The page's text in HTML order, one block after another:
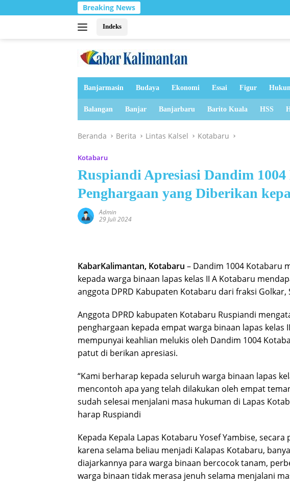
ke
Breaking News
Indeks
Banjarmasin Budaya Ekonomi Essai Figur
Balangan Banjar Banjarbaru Barito Kuala HSS
Beranda Berita Lintas Kalsel Kotabaru
Kotabaru
Ruspiandi Apresiasi Dandim
Penghargaan yang Diberikan
Admin
29 Juli 2024
KabarKalimantan, Kotabaru – Dandim 1004 Kotabaru
kepada warga binaan lapas kelas II A Kotabaru
anggota DPRD Kabupaten Kotabaru dari fraksi Golkar,
Anggota DPRD kabupaten Kotabaru Ruspiandi
penghargaan kepada empat warga binaan lapas kelas
mempunyai keahlian melukis oleh Dandim 1004
patut di berikan apresiasi.
“Kami berharap kepada seluruh warga binaan lapas
mencontoh apa yang telah dilakukan oleh empat
sudah selesai menjalani masa hukuman di Lapas
harap Ruspiandi
Kepada Kepala Lapas Kotabaru Yosef Yambise,
karena selama beliau menjadi Kalapas Kotabaru,
diajarkannya para warga binaan bercocok tanam,
warga binaan tidak merasa jenuh selama menjalani